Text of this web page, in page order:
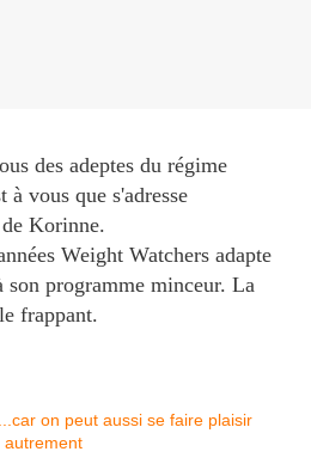
des adeptes du régime
à vous que s'adresse
Korinne.
Weight Watchers adapte
son programme minceur. La
frappant.